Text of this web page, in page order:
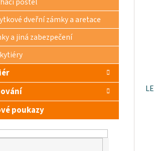
dveřní zámky a aretace
a jiná zabezpečení
poukazy